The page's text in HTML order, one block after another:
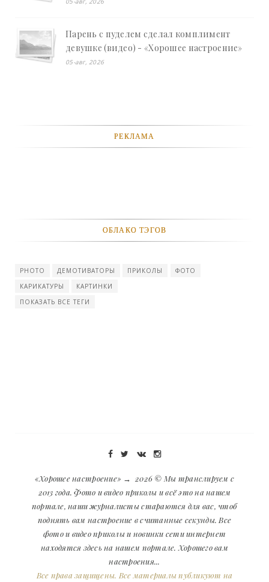
Парень с пуделем сделал комплимент
девушке (видео) - «Хорошее настроение»
05-авг, 2026
РЕКЛАМА
ОБЛАКО ТЭГОВ
PHOTO ДЕМОТИВАТОРЫ ПРИКОЛЫ
ФОТО
КАРИКАТУРЫ
КАРТИНКИ
ПОКАЗАТЬ ВСЕ ТЕГИ
«Хорошее настроение» → 2026 © Мы транслируем с
2013 года. Фото и видео приколы и всё это на нашем
портале, наши журналисты стараются для вас, чтоб
поднять вам настроение в считанные секунды. Все
фото и видео приколы и новинки сети интернет
находятся здесь на нашем портале. Хорошего вам
настроения...
Все права защищены. Все материалы публикуют на